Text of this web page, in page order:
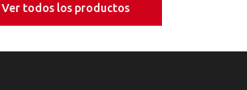
Ver todos los productos